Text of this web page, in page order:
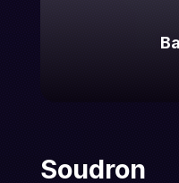
Soudron